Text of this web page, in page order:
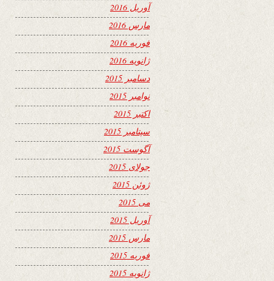
آوریل 2016
مارس 2016
فوریه 2016
ژانویه 2016
دسامبر 2015
نوامبر 2015
اکتبر 2015
سپتامبر 2015
آگوست 2015
جولای 2015
ژوئن 2015
می 2015
آوریل 2015
مارس 2015
فوریه 2015
ژانویه 2015